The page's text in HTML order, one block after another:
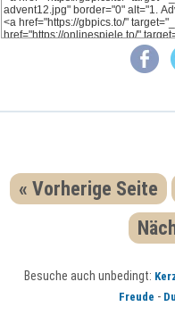
« Vorherige Seite
Besuche auch unbedingt:
Freude -